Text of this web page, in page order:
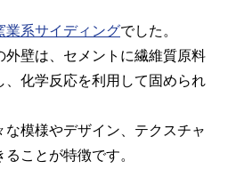
業系サイディングでした。
壁は、セメントに繊維質原料
、化学反応を利用して固められ
模様やデザイン、テクスチャ
ことが特徴です。